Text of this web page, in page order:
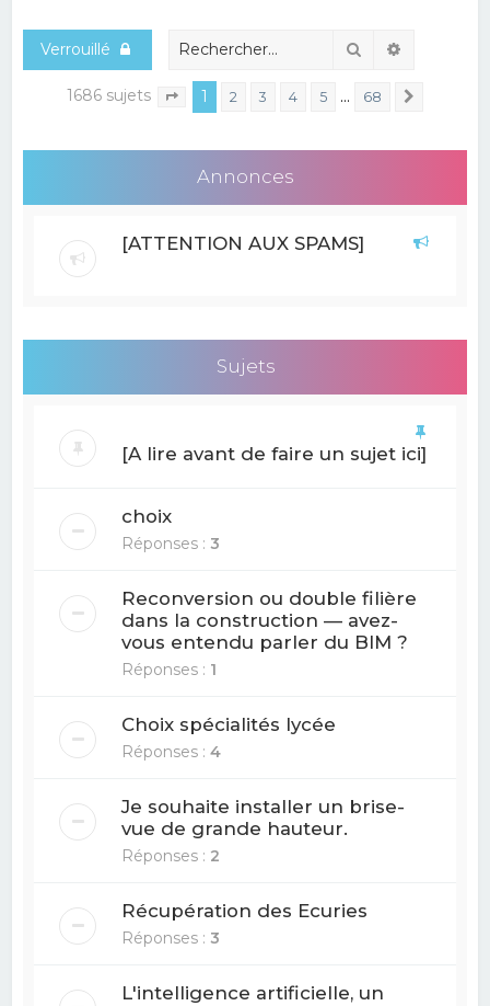
e
Verrouillé Rechercher
1686 sujets Page sur 68
1 2 3 4 5 … 68
Annonces
[ATTENTION AUX SPAMS]
Sujets
[A lire avant de faire un sujet ici]
choix
Réponses :3
Reconversion ou double filière
dans la construction — avez-
vous entendu parler du BIM ?
Réponses : 1
Choix spécialités lycée
Réponses :4
Je souhaite installer un brise-
vue de grande hauteur.
Réponses : 2
Récupération des Ecuries
Réponses :3
L'intelligence artificielle, un